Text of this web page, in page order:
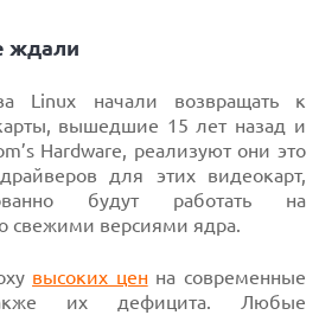
ждали
Linux начали возвращать к
вышедшие 15 лет назад и
Hardware, реализуют они это
для этих видеокарт,
будут работать на
свежими версиями ядра.
высоких ценна современные
их дефицита. Любые